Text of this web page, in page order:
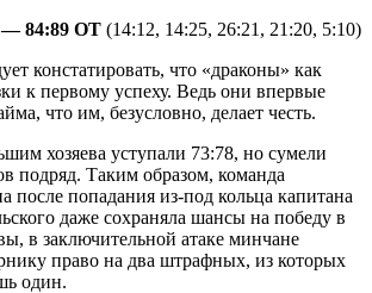
84:89 ОТ (14:12, 14:25, 26:21, 21:20, 5:10)
констатировать, что «драконы» как
к первому успеху. Ведь они впервые
что им, безусловно, делает честь.
хозяева уступали 73:78, но сумели
подряд. Таким образом, команда
после попадания из-под кольца капитана
даже сохраняла шансы на победу в
в заключительной атаке минчане
право на два штрафных, из которых
один.